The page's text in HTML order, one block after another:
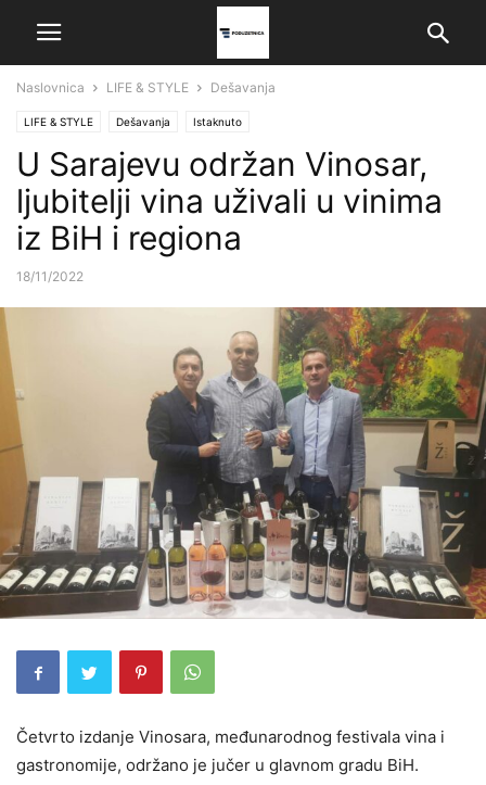
Naslovnica LIFE & STYLE Dešavanja
LIFE & STYLE Dešavanja Istaknuto
U Sarajevu održan Vinosar,
ljubitelji vina uživali u vinima
iz BiH i regiona
18/11/2022
Četvrto izdanje Vinosara, međunarodnog festivala vina i
gastronomije, održano je jučer u glavnom gradu BiH.